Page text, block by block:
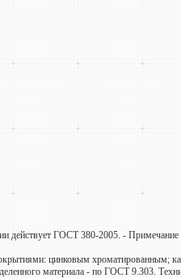
действует ГОСТ 380-2005. - Примечание
цинковым
материала - по ГОСТ 9.303.